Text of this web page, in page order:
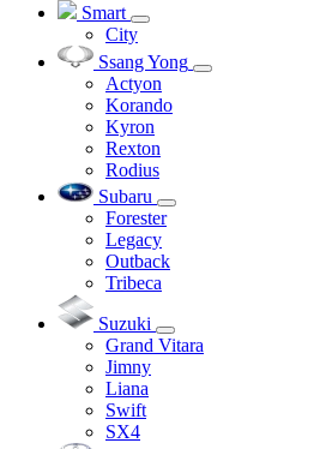
Smart
City
Ssang Yong
Actyon
Korando
Kyron
Rexton
Rodius
Subaru
Forester
Legacy
Outback
Tribeca
Suzuki
Grand Vitara
Jimny
Liana
Swift
SX4